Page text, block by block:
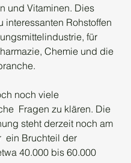
und Vitaminen. Dies
interessanten Rohstoffen
für
Chemie und die
noch viele
Fragen zu klären. Die
steht derzeit noch am
ein Bruchteil der
40.000 bis 60.000